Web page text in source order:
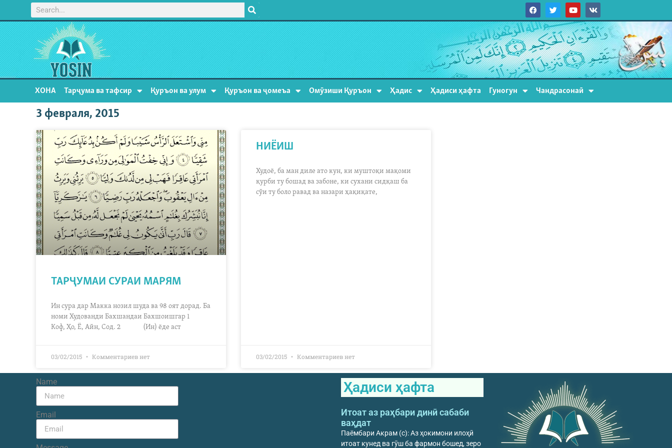
ХОНА Тарҷума ва тафсир Қуръон ва улум Қуръон ва ҷомеъа Омӯзиши Қуръон Ҳадис Ҳадиси ҳафта Гуногун Чандрасонаӣ
3 февраля, 2015
ТАРҶУМАИ СУРАИ МАРЯМ
Ин сура дар Макка нозил шуда ва 98 оят дорад. Ба
номи Худованди Бахшандаи Бахшоишгар 1
Коф, Ҳо, Ё, Айн, Сод. 2 (Ин) ёде аст
03/02/2015 Комментариев нет
НИЁИШ
Худоё, ба ман диле ато кун, ки муштоқи мақоми
қурби ту бошад ва забоне, ки сухани сидқаш ба
сўи ту боло равад ва назари ҳақиқате,
03/02/2015 Комментариев нет
Name
Email
Ҳадиси ҳафта
Итоат аз раҳбари динӣ сабаби
ваҳдат
Паёмбари Акрам (с): Аз ҳокимони илоҳӣ
итоат кунед ва гӯш ба фармон бошед, зеро